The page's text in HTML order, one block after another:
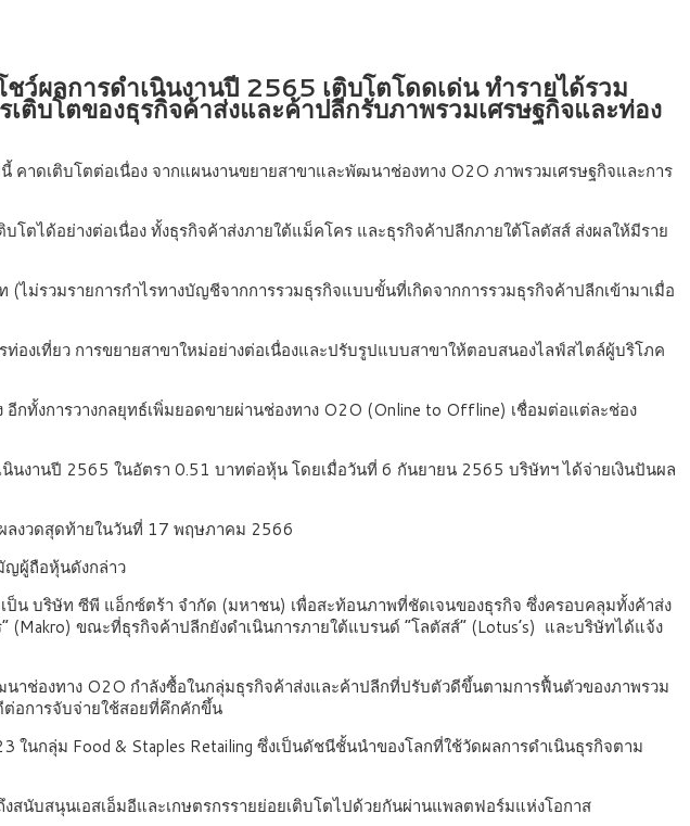
ผลการดำเนินงานปี 2565 เติบโตโดดเด่น ทำรายได้รวม
บโตของธุรกิจค้าส่งและค้าปลีกรับภาพรวมเศรษฐกิจและท่อง
าดเติบโตต่อเนื่อง จากแผนงานขยายสาขาและพัฒนาช่องทาง O2O ภาพรวมเศรษฐกิจและการ
บโตได้อย่างต่อเนื่อง ทั้งธุรกิจค้าส่งภายใต้แม็คโคร และธุรกิจค้าปลีกภายใต้โลตัสส์ ส่งผลให้มีราย
ม่รวมรายการกำไรทางบัญชีจากการรวมธุรกิจแบบขั้นที่เกิดจากการรวมธุรกิจค้าปลีกเข้ามาเมื่อ
งเที่ยว การขยายสาขาใหม่อย่างต่อเนื่องและปรับรูปแบบสาขาให้ตอบสนองไลฟ์สไตล์ผู้บริโภค
กทั้งการวางกลยุทธ์เพิ่มยอดขายผ่านช่องทาง O2O (Online to Offline) เชื่อมต่อแต่ละช่อง
งานปี 2565 ในอัตรา 0.51 บาทต่อหุ้น โดยเมื่อวันที่ 6 กันยายน 2565 บริษัทฯ ได้จ่ายเงินปันผล
ลงวดสุดท้ายในวันที่ 17 พฤษภาคม 2566
ญผู้ถือหุ้นดังกล่าว
บริษัท ซีพี แอ็กซ์ตร้า จำกัด (มหาชน)​ เพื่อสะท้อนภาพที่ชัดเจนของธุรกิจ ซึ่งครอบคลุมทั้งค้าส่ง
ขณะที่ธุรกิจค้าปลีกยังดำเนินการภายใต้แบรนด์ “โลตัสส์” (Lotus’s) และบริษัทได้แจ้ง
าช่องทาง O2O กำลังซื้อในกลุ่มธุรกิจค้าส่งและค้าปลีกที่ปรับตัวดีขึ้นตามการฟื้นตัวของภาพรวม
ต่อการจับจ่ายใช้สอยที่คึกคักขึ้น
ในกลุ่ม Food & Staples Retailing ซึ่งเป็นดัชนีชั้นนำของโลกที่ใช้วัดผลการดำเนินธุรกิจตาม
นับสนุนเอสเอ็มอีและเกษตรกรรายย่อยเติบโตไปด้วยกันผ่านแพลตฟอร์มแห่งโอกาส